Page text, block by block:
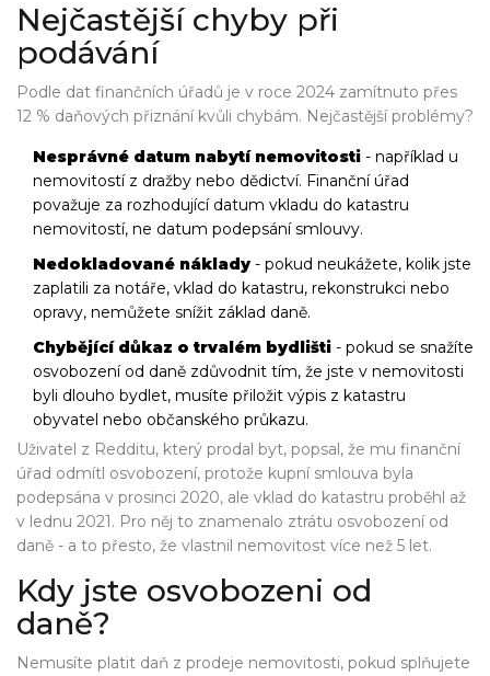
Nejčastější chyby při
podávání
Podle dat finančních úřadů je v roce 2024 zamítnuto přes
12 % daňových přiznání kvůli chybám. Nejčastější problémy?
Nesprávné datum nabytí nemovitosti - například u
nemovitostí z dražby nebo dědictví. Finanční úřad
považuje za rozhodující datum vkladu do katastru
nemovitostí, ne datum podepsání smlouvy.
Nedokladované náklady - pokud neukážete, kolik jste
zaplatili za notáře, vklad do katastru, rekonstrukci nebo
opravy, nemůžete snížit základ daně.
Chybějící důkaz o trvalém bydlišti - pokud se snažíte
osvobození od daně zdůvodnit tím, že jste v nemovitosti
byli dlouho bydlet, musíte přiložit výpis z katastru
obyvatel nebo občanského průkazu.
Uživatel z Redditu, který prodal byt, popsal, že mu finanční
úřad odmítl osvobození, protože kupní smlouva byla
podepsána v prosinci 2020, ale vklad do katastru proběhl až
v lednu 2021. Pro něj to znamenalo ztrátu osvobození od
daně - a to přesto, že vlastnil nemovitost více než 5 let.
Kdy jste osvobozeni od
daně?
Nemusíte platit daň z prodeje nemovitosti, pokud splňujete